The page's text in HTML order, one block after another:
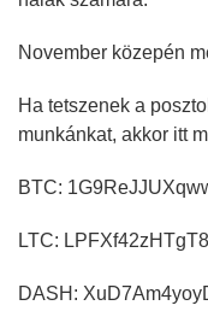
November közepén
Ha tetszenek a
munkánkat, akkor itt
BTC:
LTC:
DASH: